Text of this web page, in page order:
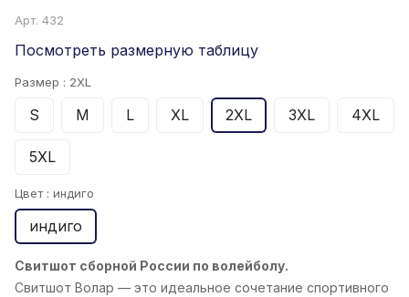
Арт. 432
Посмотреть размерную таблицу
Размер : 2XL
S M L XL 2XL 3XL 4XL
5XL
Цвет : индиго
индиго
Свитшот сборной России по волейболу.
Свитшот Волар — это идеальное сочетание спортивного